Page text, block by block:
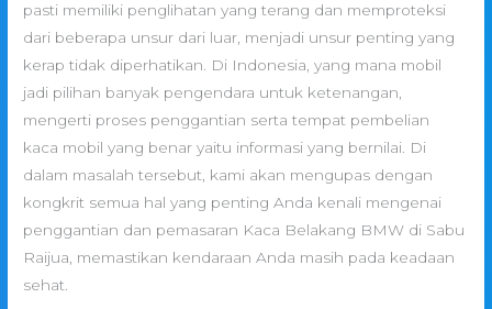
pasti memiliki penglihatan yang terang dan memproteksi
dari beberapa unsur dari luar, menjadi unsur penting yang
kerap tidak diperhatikan. Di Indonesia, yang mana mobil
jadi pilihan banyak pengendara untuk ketenangan,
mengerti proses penggantian serta tempat pembelian
kaca mobil yang benar yaitu informasi yang bernilai. Di
dalam masalah tersebut, kami akan mengupas dengan
kongkrit semua hal yang penting Anda kenali mengenai
penggantian dan pemasaran Kaca Belakang BMW di Sabu
Raijua, memastikan kendaraan Anda masih pada keadaan
sehat.